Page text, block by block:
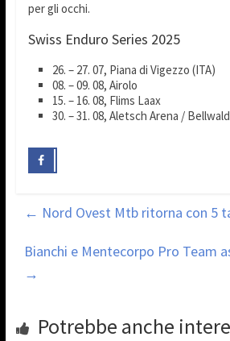
per gli occhi.
Swiss Enduro Series 2025
26. – 27. 07, Piana di Vigezzo (ITA)
08. – 09. 08, Airolo
15. – 16. 08, Flims Laax
30. – 31. 08, Aletsch Arena / Bellwald
← Nord Ovest Mtb ritorna con 5
Bianchi e Mentecorpo Pro Team
→
Potrebbe anche